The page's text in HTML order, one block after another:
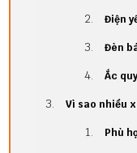
Điện
Đèn
Ắc
Vì sao nhiều
Phù